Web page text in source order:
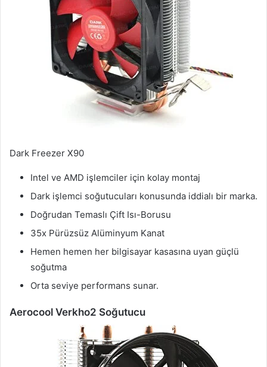
Dark Freezer X90
Intel ve AMD işlemciler için kolay montaj
Dark işlemci soğutucuları konusunda iddialı bir marka.
Doğrudan Temaslı Çift Isı-Borusu
35x Pürüzsüz Alüminyum Kanat
Hemen hemen her bilgisayar kasasına uyan güçlü
soğutma
Orta seviye performans sunar.
Aerocool Verkho2 Soğutucu